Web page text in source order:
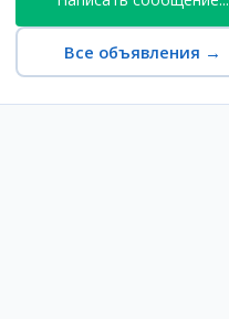
Все объявления →